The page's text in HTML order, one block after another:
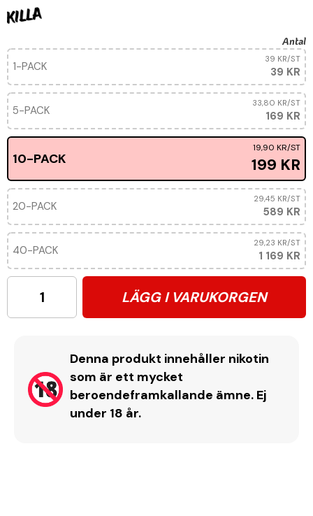
Antal
1-PACK 39 KR
39 KR/ST
5-PACK 169 KR
33,80 KR/ST
10-PACK 199 KR
19,90 KR/ST
20-PACK 589 KR
29,45 KR/ST
40-PACK 1 169 KR
29,23 KR/ST
LÄGG I VARUKORGEN
Denna produkt innehåller nikotin
som är ett mycket
beroendeframkallande ämne. Ej
under 18 år.